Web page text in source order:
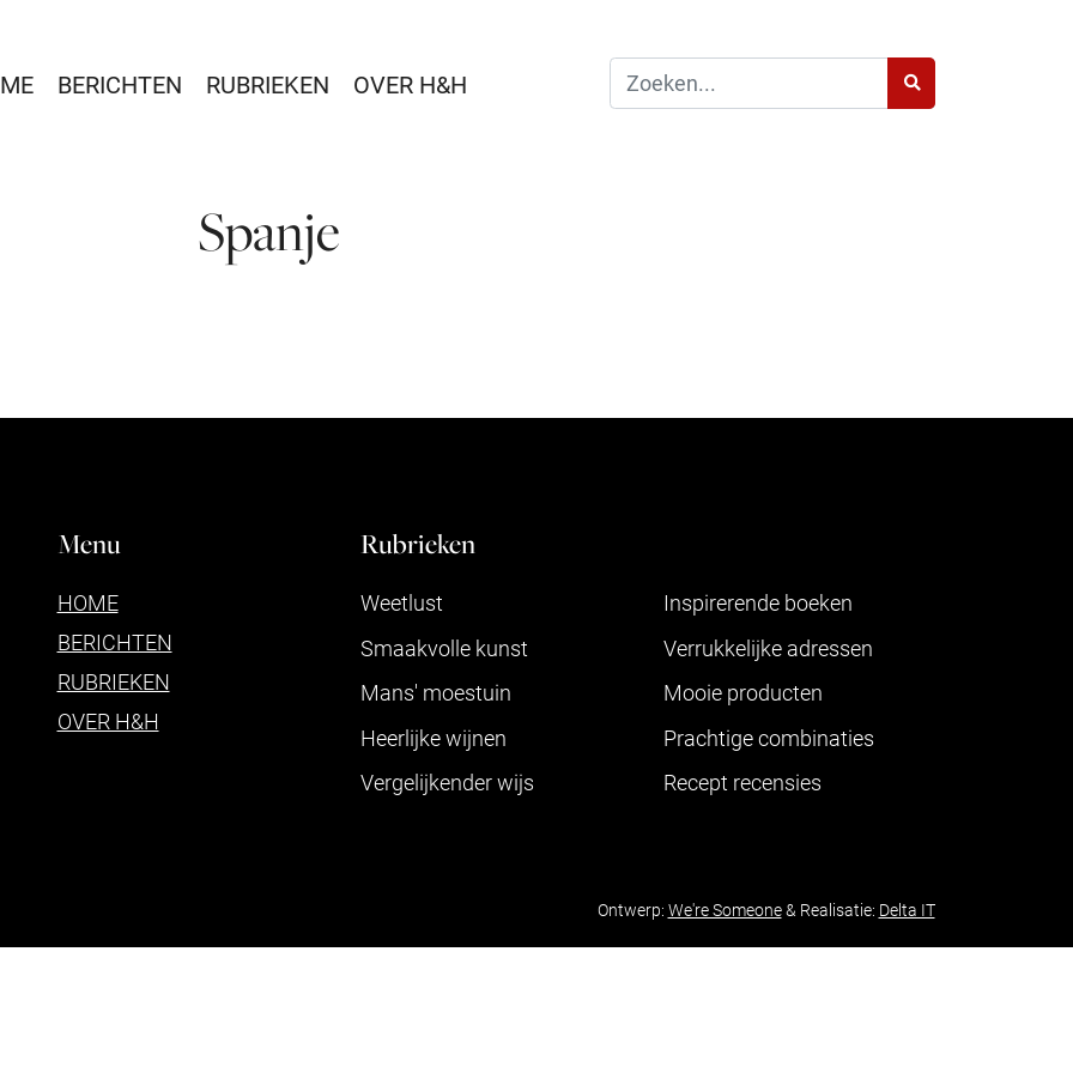
BERICHTEN RUBRIEKEN OVER H&H
Spanje
Menu
HOME
BERICHTEN
RUBRIEKEN
OVER H&H
Rubrieken
Weetlust
Inspirerende boeken
Smaakvolle kunst
Verrukkelijke adressen
Mans' moestuin
Mooie producten
Heerlijke wijnen
Prachtige combinaties
Vergelijkender wijs
Recept recensies
Ontwerp: We're Someone& Realisatie: Delta IT